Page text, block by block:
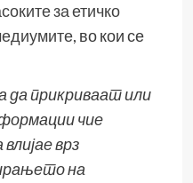
за етичко
, во кои се
да прикриваат или
чие
врз
на